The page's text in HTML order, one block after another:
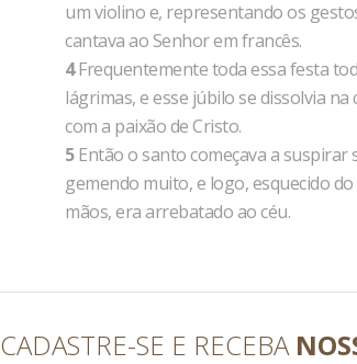
um violino e, representando os
cantava ao Senhor em francês.
4Frequentemente toda essa festa
lágrimas, e esse júbilo se dissolvia
com a paixão de Cristo.
5Então o santo começava a suspirar
gemendo muito, e logo, esquecido
mãos, era arrebatado ao céu.
CADASTRE-SE E RECEBA